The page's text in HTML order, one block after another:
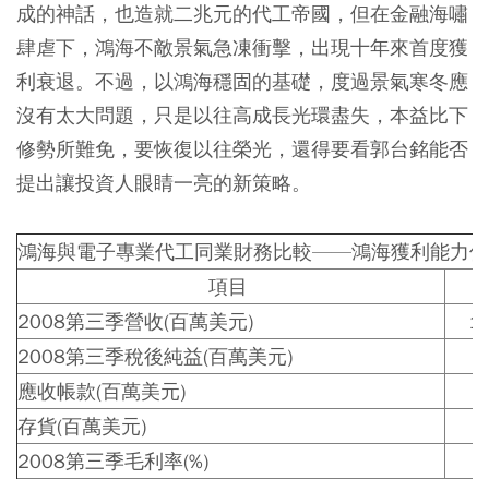
成的神話，也造就二兆元的代工帝國，但在金融海嘯
肆虐下，鴻海不敵景氣急凍衝擊，出現十年來首度獲
利衰退。不過，以鴻海穩固的基礎，度過景氣寒冬應
沒有太大問題，只是以往高成長光環盡失，本益比下
修勢所難免，要恢復以往榮光，還得要看郭台銘能否
提出讓投資人眼睛一亮的新策略。
鴻海與電子專業代工同業財務比較——鴻海獲利能力
項目
2008第三季營收(百萬美元)
2008第三季稅後純益(百萬美元)
應收帳款(百萬美元)
存貨(百萬美元)
2008第三季毛利率(%)